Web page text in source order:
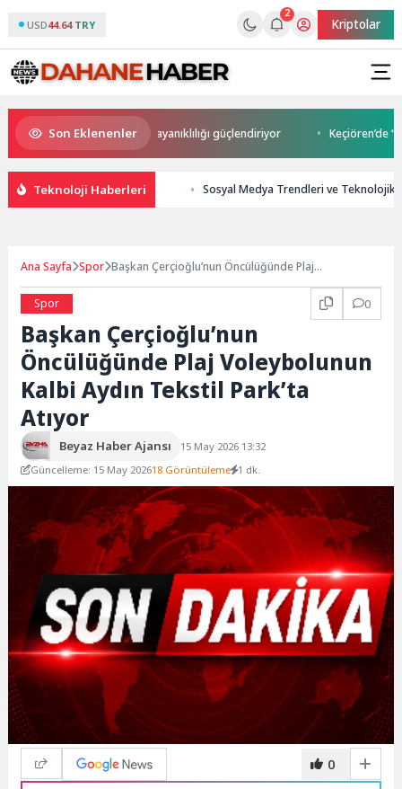
USD44.64 TRY
2
Kriptolar
Son Eklenenler
alışkanlıkları siber dayanıklılığı güçlendiriyor Keçiören’de
Teknoloji Haberleri Sosyal Medya Trendleri ve Teknolojik
Ana Sayfa Spor Başkan Çerçioğlu’nun Öncülüğünde Plaj
Spor
0
Başkan Çerçioğlu’nun
Öncülüğünde Plaj Voleybolunun
Kalbi Aydın Tekstil Park’ta
Atıyor
Beyaz Haber Ajansı
15 May 2026 13:32
Güncelleme: 15 May 202618 Görüntüleme 1 dk.
0